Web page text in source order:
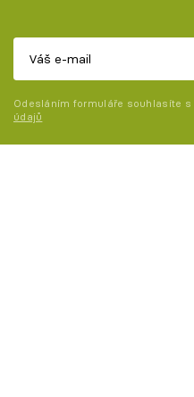
Odesláním formuláře souhlasíte s
údajů